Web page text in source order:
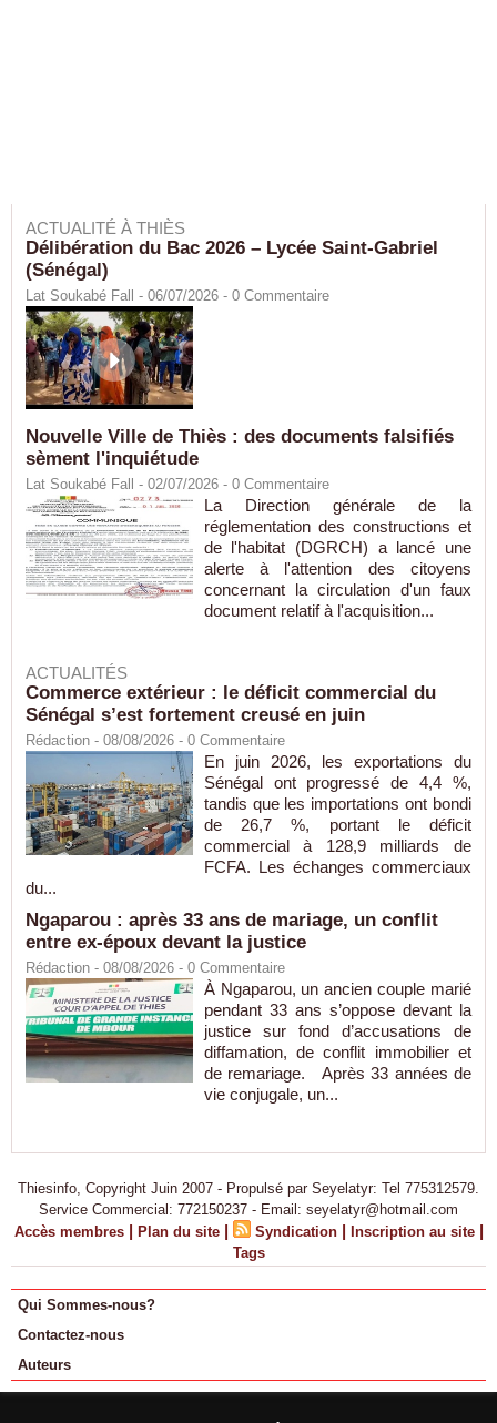
ACTUALITÉ À THIÈS
Délibération du Bac 2026 – Lycée Saint-Gabriel
(Sénégal)
Lat Soukabé Fall - 06/07/2026 - 0 Commentaire
Nouvelle Ville de Thiès : des documents falsifiés
sèment l'inquiétude
Lat Soukabé Fall - 02/07/2026 - 0 Commentaire
La Direction générale de la
réglementation des constructions et
de l'habitat (DGRCH) a lancé une
alerte à l'attention des citoyens
concernant la circulation d'un faux
document relatif à l'acquisition...
ACTUALITÉS
Commerce extérieur : le déficit commercial du
Sénégal s’est fortement creusé en juin
Rédaction - 08/08/2026 - 0 Commentaire
En juin 2026, les exportations du
Sénégal ont progressé de 4,4 %,
tandis que les importations ont bondi
de 26,7 %, portant le déficit
commercial à 128,9 milliards de
FCFA. Les échanges commerciaux
du...
Ngaparou : après 33 ans de mariage, un conflit
entre ex-époux devant la justice
Rédaction - 08/08/2026 - 0 Commentaire
À Ngaparou, un ancien couple marié
pendant 33 ans s’oppose devant la
justice sur fond d’accusations de
diffamation, de conflit immobilier et
de remariage. Après 33 années de
vie conjugale, un...
Thiesinfo, Copyright Juin 2007 - Propulsé par Seyelatyr: Tel 775312579.
Service Commercial: 772150237 - Email: seyelatyr@hotmail.com
Accès membres | Plan du site | Syndication | Inscription au site |
Tags
Qui Sommes-nous?
Contactez-nous
Auteurs